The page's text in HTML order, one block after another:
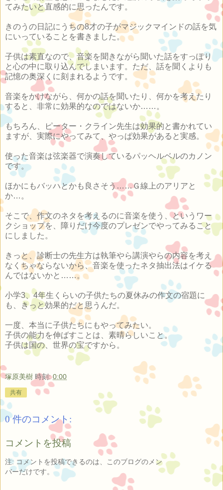
てみたいと直感的に思ったんです。
きのうの日記にうちの8才の子がマジックマインドの話を気
にいっていることを書きました。
子供は素直なので、音楽を聞きながら聞いた話をすっぽり
と心の中に取り込んでしまいます。ただ、話を聞くよりも
記憶の奥深くに刻まれるようです。
音楽をかけながら、何かの話を聞いたり、何かを考えたり
すると、非常に効果的なのではないか……。
もちろん、ピーター・クライン先生は効果的と書かれてい
ますが、実際にやってみて、やっぱ効果があると実感。
使った音楽は弦楽器で演奏しているパッヘルベルのカノン
です。
ほかにもバッハとかも良さそう……Ｇ線上のアリアと
か…。
そこで、作文のネタを考えるのに音楽を使う、というワー
クショップを、障りだけ今度のプレゼンでやってみること
にしました。
きっと、診断士の先生方は執筆やら講演やらの内容を考え
なくちゃならないから、音楽を使ったネタ抽出法はイケる
んではないかと……。
小学3、4年生くらいの子供たちの夏休みの作文の宿題に
も、きっと効果的だと思うんだ。
一度、本当に子供たちにもやってみたい。
子供の能力を伸ばすことは、素晴らしいこと。
子供は国の、世界の宝ですから。
塚原美樹 時刻:0:00
共有
0 件のコメント:
コメントを投稿
注: コメントを投稿できるのは、このブログのメン
バーだけです。